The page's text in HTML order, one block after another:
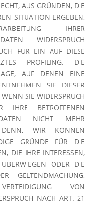
AUS GRÜNDEN, DIE
SITUATION ERGEBEN,
IHRER
WIDERSPRUCH
FÜR EIN AUF DIESE
PROFILING. DIE
AUF DENEN EINE
SIE DIESER
SIE WIDERSPRUCH
IHRE BETROFFENEN
DATEN NICHT MEHR
WIR KÖNNEN
GRÜNDE FÜR DIE
DIE IHRE INTERESSEN,
ODER DIE
GELTENDMACHUNG,
VON
NACH ART. 21